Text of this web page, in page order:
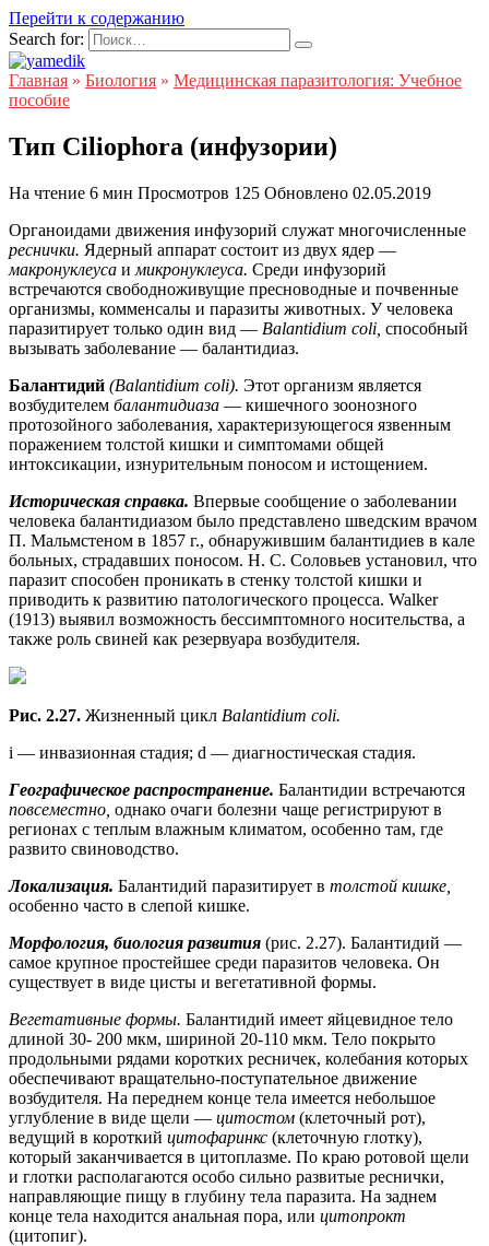
Перейти к содержанию
Search for:
Главная » Биология » Медицинская паразитология: Учебное
пособие
Тип Ciliophora (инфузории)
На чтение 6 мин Просмотров 125 Обновлено 02.05.2019
Органоидами движения инфузорий служат многочисленные
реснички. Ядерный аппарат состоит из двух ядер —
макронуклеуса и микронуклеуса. Среди инфузорий
встречаются свободноживущие пресноводные и почвенные
организмы, комменсалы и паразиты животных. У человека
паразитирует только один вид — Balantidium coli, способный
вызывать заболевание — балантидиаз.
Балантидий (Balantidium coli). Этот организм является
возбудителем балантидиаза — кишечного зоонозного
протозойного заболевания, характеризующегося язвенным
поражением толстой кишки и симптомами общей
интоксикации, изнурительным поносом и истощением.
Историческая справка. Впервые сообщение о заболевании
человека балантидиазом было представлено шведским врачом
П. Мальмстеном в 1857 г., обнаружившим балантидиев в кале
больных, страдавших поносом. Н. С. Соловьев установил, что
паразит способен проникать в стенку толстой кишки и
приводить к развитию патологического процесса. Walker
(1913) выявил возможность бессимптомного носительства, а
также роль свиней как резервуара возбудителя.
Рис. 2.27. Жизненный цикл Balantidium coli.
i — инвазионная стадия; d — диагностическая стадия.
Географическое распространение. Балантидии встречаются
повсеместно, однако очаги болезни чаще регистрируют в
регионах с теплым влажным климатом, особенно там, где
развито свиноводство.
Локализация. Балантидий паразитирует в толстой кишке,
особенно часто в слепой кишке.
Морфология, биология развития (рис. 2.27). Балантидий —
самое крупное простейшее среди паразитов человека. Он
существует в виде цисты и вегетативной формы.
Вегетативные формы. Балантидий имеет яйцевидное тело
длиной 30- 200 мкм, шириной 20-110 мкм. Тело покрыто
продольными рядами коротких ресничек, колебания которых
обеспечивают вращательно-поступательное движение
возбудителя. На переднем конце тела имеется небольшое
углубление в виде щели — цитостом (клеточный рот),
ведущий в короткий цитофаринкс (клеточную глотку),
который заканчивается в цитоплазме. По краю ротовой щели
и глотки располагаются особо сильно развитые реснички,
направляющие пищу в глубину тела паразита. На заднем
конце тела находится анальная пора, или цитопрокт
(цитопиг).